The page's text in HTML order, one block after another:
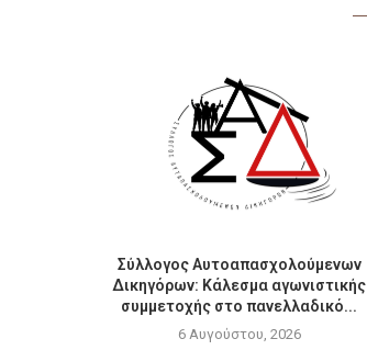
Σύλλογος Αυτοαπασχολούμενων
Δικηγόρων: Κάλεσμα αγωνιστικής
συμμετοχής στο πανελλαδικό...
6 Αυγούστου, 2026